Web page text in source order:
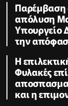
Παρέμβαση
απόλυση
Υπουργείο
την
Η
Φυλακές
και η